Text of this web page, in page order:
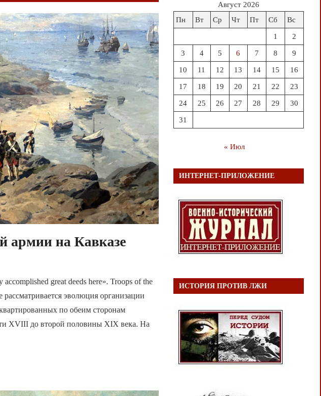
армии на Кавказе
great deeds here». Troops of the
эволюция организации
по обеим сторонам
XVIII до второй половины XIX века. На
Август 2026
Пн
Вт Ср Чт Пт Сб Вс
1 2
3 4 5 6 7 8 9
10 11 12 13 14 15 16
17 18 19 20 21 22 23
24 25 26 27 28 29 30
31
« Июл
ИНТЕРНЕТ-ПРИЛОЖЕНИЕ
ИСТОРИЯ ПРОТИВ ЛЖИ